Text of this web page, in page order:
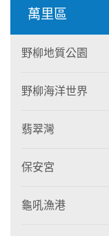
萬里區
野柳地質公園
野柳海洋世界
翡翠灣
保安宮
龜吼漁港